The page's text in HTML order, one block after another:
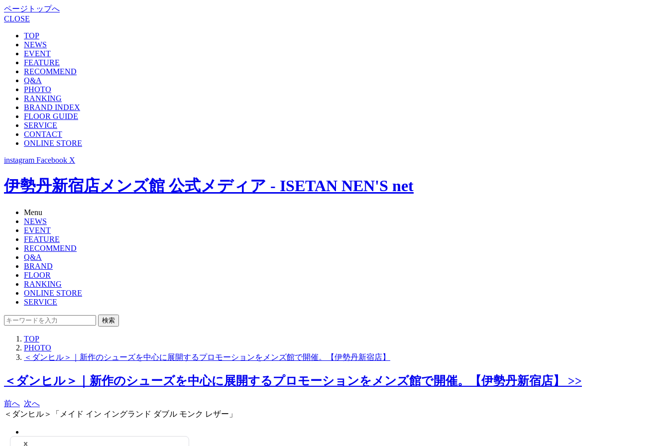
ページトップへ
CLOSE
TOP
NEWS
EVENT
FEATURE
RECOMMEND
Q&A
PHOTO
RANKING
BRAND INDEX
FLOOR GUIDE
SERVICE
CONTACT
ONLINE STORE
instagram Facebook X
伊勢丹新宿店メンズ館 公式メディア - ISETAN NEN'S net
Menu
NEWS
EVENT
FEATURE
RECOMMEND
Q&A
BRAND
FLOOR
RANKING
ONLINE STORE
SERVICE
検索
TOP
PHOTO
＜ダンヒル＞｜新作のシューズを中心に展開するプロモーションをメンズ館で開催。【伊勢丹新宿店】
＜ダンヒル＞｜新作のシューズを中心に展開するプロモーションをメンズ館で開催。【伊勢丹新宿店】 >>
前へ 次へ
＜ダンヒル＞「メイド イン イングランド ダブル モンク レザー」